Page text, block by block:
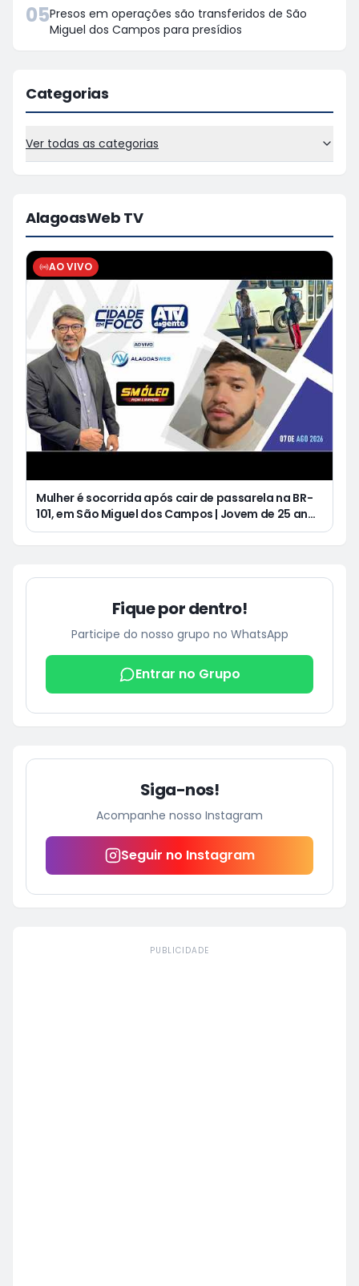
05Presos em operações são transferidos de São
Miguel dos Campos para presídios
Categorias
Ver todas as categorias
AlagoasWeb TV
AO VIVO
Mulher é socorrida após cair de passarela na BR-
101, em São Miguel dos Campos | Jovem de 25 anos
morre após acidente de moto no Distrito
Fique por dentro!
Participe do nosso grupo no WhatsApp
Entrar no Grupo
Siga-nos!
Acompanhe nosso Instagram
Seguir no Instagram
PUBLICIDADE